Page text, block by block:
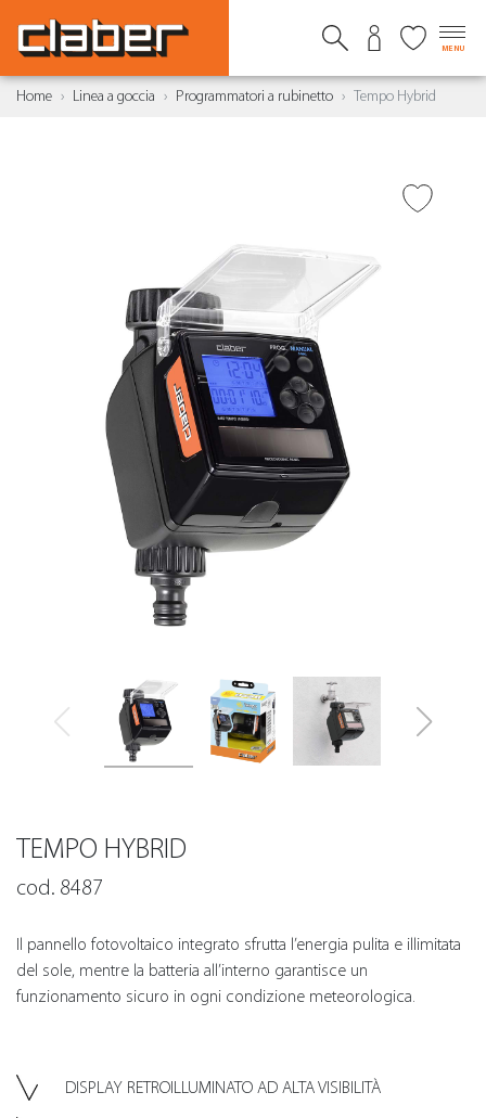
MENU
Home Linea a goccia Programmatori a rubinetto Tempo Hybrid
TEMPO HYBRID
cod. 8487
Il pannello fotovoltaico integrato sfrutta l’energia pulita e illimitata
del sole, mentre la batteria all’interno garantisce un
funzionamento sicuro in ogni condizione meteorologica.
DISPLAY RETROILLUMINATO AD ALTA VISIBILITÀ